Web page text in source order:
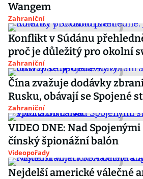
Wangem
Zahraniční
Konflikt v Súdánu
proč je důležitý pro okolní
Zahraniční
Čína zvažuje dodávky
Rusku, obávají se Spojené
Zahraniční
VIDEO DNE: Nad
čínský špionážní balón
Videopořady
Nejdelší americké válečné